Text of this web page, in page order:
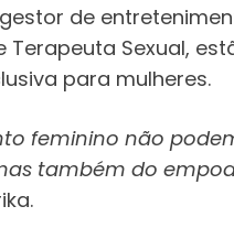
de
Terapeuta Sexual,
para mulheres.
feminino não
também do